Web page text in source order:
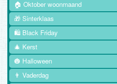
🏠 Oktober woonmaand
🎁 Sinterklaas
🛍️ Black Friday
🎄 Kerst
🎃 Halloween
👨 Vaderdag